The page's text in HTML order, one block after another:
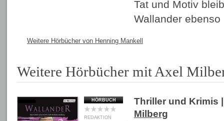
Tat und Motiv
Wallander
Weitere Hörbücher von Henning Mankell
Weitere Hörbücher mit Axel
HÖRBUCH
REDAKTION
Thriller und Krimis
Milberg